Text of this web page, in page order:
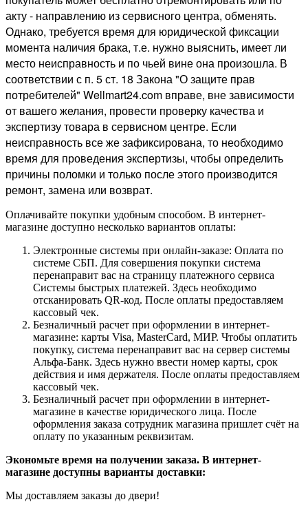
акту - направлению из сервисного центра, обменять.
Однако, требуется время для юридической фиксации
момента наличия брака, т.е. нужно выяснить, имеет ли
место неисправность и по чьей вине она произошла. В
соответствии с п. 5 ст. 18 Закона "О защите прав
потребителей" Wellmart24.com вправе, вне зависимости
от вашего желания, провести проверку качества и
экспертизу товара в сервисном центре. Если
неисправность все же зафиксирована, то необходимо
время для проведения экспертизы, чтобы определить
причины поломки и только после этого производится
ремонт, замена или возврат.
Оплачивайте покупки удобным способом. В интернет-
магазине доступно несколько вариантов оплаты:
Электронные системы при онлайн-заказе: Оплата по
системе СБП. Для совершения покупки система
перенаправит вас на страницу платежного сервиса
Системы быстрых платежей. Здесь необходимо
отсканировать QR-код. После оплаты предоставляем
кассовый чек.
Безналичный расчет при оформлении в интернет-
магазине: карты Visa, MasterCard, МИР. Чтобы оплатить
покупку, система перенаправит вас на сервер системы
Альфа-Банк. Здесь нужно ввести номер карты, срок
действия и имя держателя. После оплаты предоставляем
кассовый чек.
Безналичный расчет при оформлении в интернет-
магазине в качестве юридического лица. После
оформления заказа сотрудник магазина пришлет счёт на
оплату по указанным реквизитам.
Экономьте время на получении заказа. В интернет-
магазине доступны варианты доставки:
Мы доставляем заказы до двери!